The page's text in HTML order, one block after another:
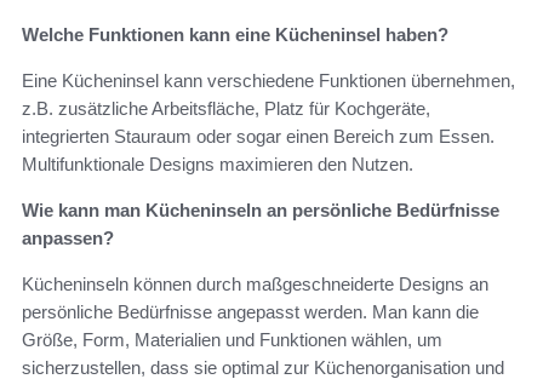
Welche Funktionen kann eine Kücheninsel haben?
Eine Kücheninsel kann verschiedene Funktionen übernehmen,
z.B. zusätzliche Arbeitsfläche, Platz für Kochgeräte,
integrierten Stauraum oder sogar einen Bereich zum Essen.
Multifunktionale Designs maximieren den Nutzen.
Wie kann man Kücheninseln an persönliche Bedürfnisse
anpassen?
Kücheninseln können durch maßgeschneiderte Designs an
persönliche Bedürfnisse angepasst werden. Man kann die
Größe, Form, Materialien und Funktionen wählen, um
sicherzustellen, dass sie optimal zur Küchenorganisation und